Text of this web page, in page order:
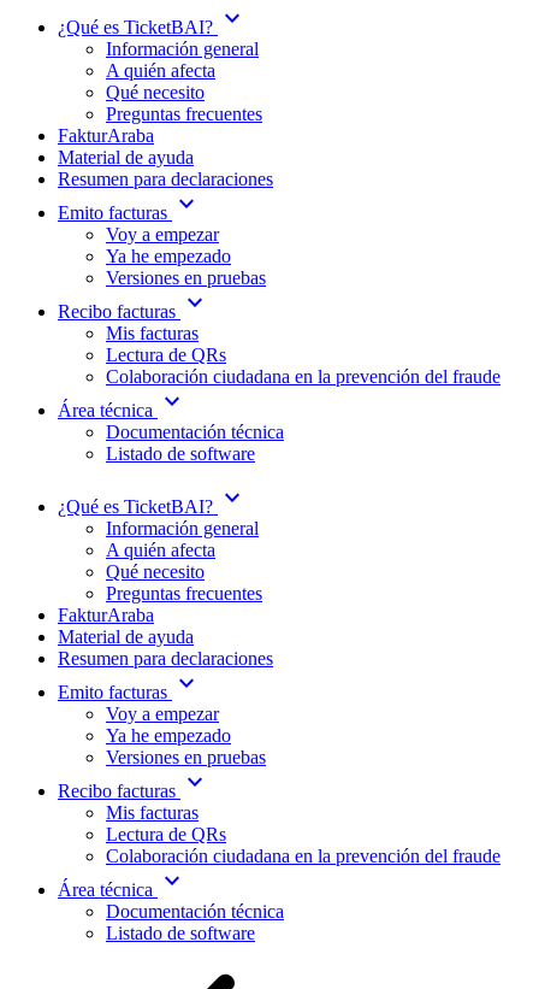
¿Qué es TicketBAI? expand_more
Información general
A quién afecta
Qué necesito
Preguntas frecuentes
FakturAraba
Material de ayuda
Resumen para declaraciones
Emito facturas expand_more
Voy a empezar
Ya he empezado
Versiones en pruebas
Recibo facturas expand_more
Mis facturas
Lectura de QRs
Colaboración ciudadana en la prevención del fraude
Área técnica
expand_more
Documentación técnica
Listado de software
¿Qué es TicketBAI? expand_more
Información general
A quién afecta
Qué necesito
Preguntas frecuentes
FakturAraba
Material de ayuda
Resumen para declaraciones
Emito facturas expand_more
Voy a empezar
Ya he empezado
Versiones en pruebas
Recibo facturas expand_more
Mis facturas
Lectura de QRs
Colaboración ciudadana en la prevención del fraude
Área técnica
expand_more
Documentación técnica
Listado de software